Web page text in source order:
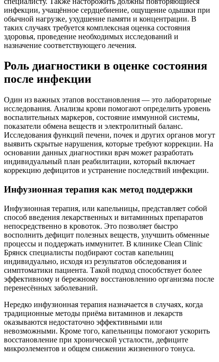
инфекции, учащённое сердцебиение, ощущение одышки при
обычной нагрузке, ухудшение памяти и концентрации. В
таких случаях требуется комплексная оценка состояния
здоровья, проведение необходимых исследований и
назначение соответствующего лечения.
Роль диагностики в оценке состояния
после инфекции
Один из важных этапов восстановления — это лабораторные
исследования. Анализы крови помогают определить уровень
воспалительных маркеров, состояние иммунной системы,
показатели обмена веществ и электролитный баланс.
Исследования функций печени, почек и других органов могут
выявить скрытые нарушения, которые требуют коррекции. На
основании данных диагностики врач может разработать
индивидуальный план реабилитации, который включает
коррекцию дефицитов и устранение последствий инфекции.
Инфузионная терапия как метод поддержки
Инфузионная терапия, или капельницы, представляет собой
способ введения лекарственных и витаминных препаратов
непосредственно в кровоток. Это позволяет быстро
восполнить дефицит полезных веществ, улучшить обменные
процессы и поддержать иммунитет. В клинике Clean Clinic
Брянск специалисты подбирают состав капельниц
индивидуально, исходя из результатов обследования и
симптоматики пациента. Такой подход способствует более
эффективному и бережному восстановлению организма после
перенесённых заболеваний.
Нередко инфузионная терапия назначается в случаях, когда
традиционные методы приёма витаминов и лекарств
оказываются недостаточно эффективными или
невозможными. Кроме того, капельницы помогают ускорить
восстановление при хронической усталости, дефиците
микроэлементов и общем снижении жизненного тонуса.